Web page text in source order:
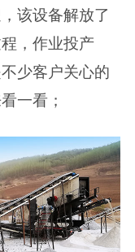
该设备解放了
，作业投产
少客户关心的
一看；